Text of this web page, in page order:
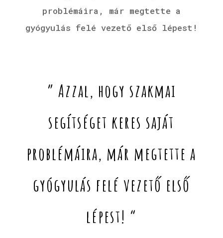
problémáira, már megtette a
gyógyulás felé vezető első lépest!
” Azzal, hogy szakmai
segítséget keres saját
problémáira, már megtette a
gyógyulás felé vezető első
lépest! “